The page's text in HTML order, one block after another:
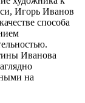
Игорь Иванов
способа
Иванова
на